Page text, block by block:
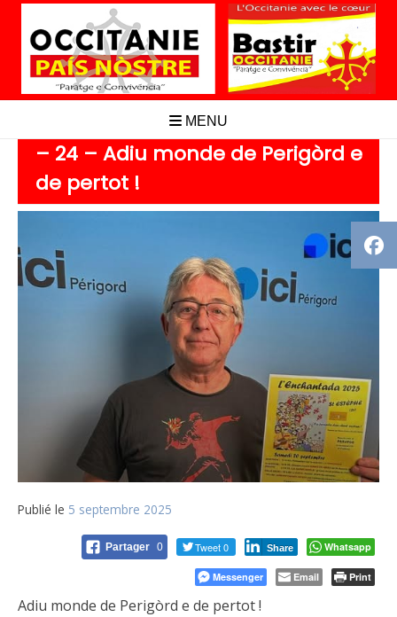
Aller
contenu
MENU
– 24 – Adiu monde de Perigòrd e
de pertot !
Publié le 5 septembre 2025
Partager 0 Tweet 0 Share Whatsapp
Messenger Email Print
Adiu monde de Perigòrd e de pertot !